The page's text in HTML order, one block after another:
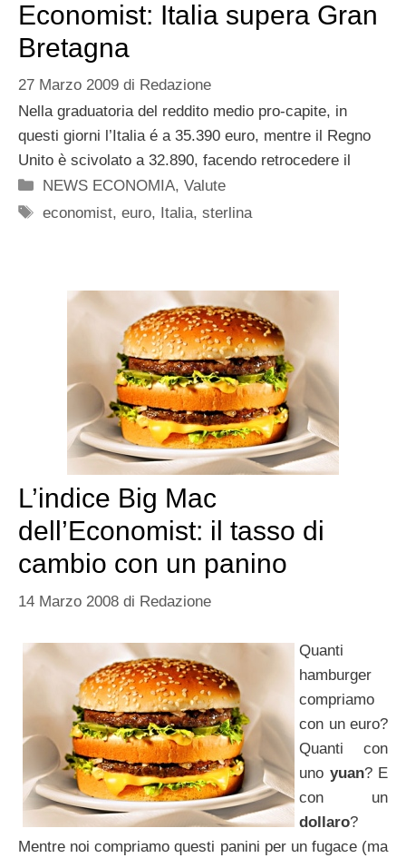
Economist: Italia supera Gran
Bretagna
27 Marzo 2009 di Redazione
Nella graduatoria del reddito medio pro-capite, in
questi giorni l’Italia é a 35.390 euro, mentre il Regno
Unito è scivolato a 32.890, facendo retrocedere il
Categorie
NEWS ECONOMIA,Valute
Tag
economist,euro, Italia,sterlina
L’indice Big Mac
dell’Economist: il tasso di
cambio con un panino
14 Marzo 2008 di Redazione
Quanti
hamburger
compriamo
con un euro?
Quanti con
uno yuan? E
con un
dollaro?
Mentre noi compriamo questi panini per un fugace (ma